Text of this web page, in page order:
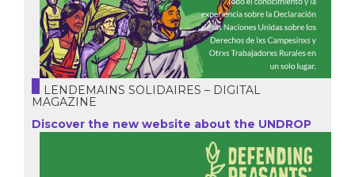
LENDEMAINS SOLIDAIRES – DIGITAL
MAGAZINE
Discover the new website about the UNDROP